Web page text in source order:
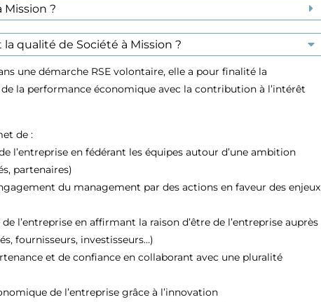
Mission ?
qualité de Société à Mission ?
une démarche RSE volontaire, elle a pour finalité la
la performance économique avec la contribution à l’intérêt
de :
l’entreprise en fédérant les équipes autour d’une ambition
partenaires)
du management par des actions en faveur des enjeux
l’entreprise en affirmant la raison d’être de l’entreprise auprès
fournisseurs, investisseurs…)
et de confiance en collaborant avec une pluralité
de l’entreprise grâce à l’innovation